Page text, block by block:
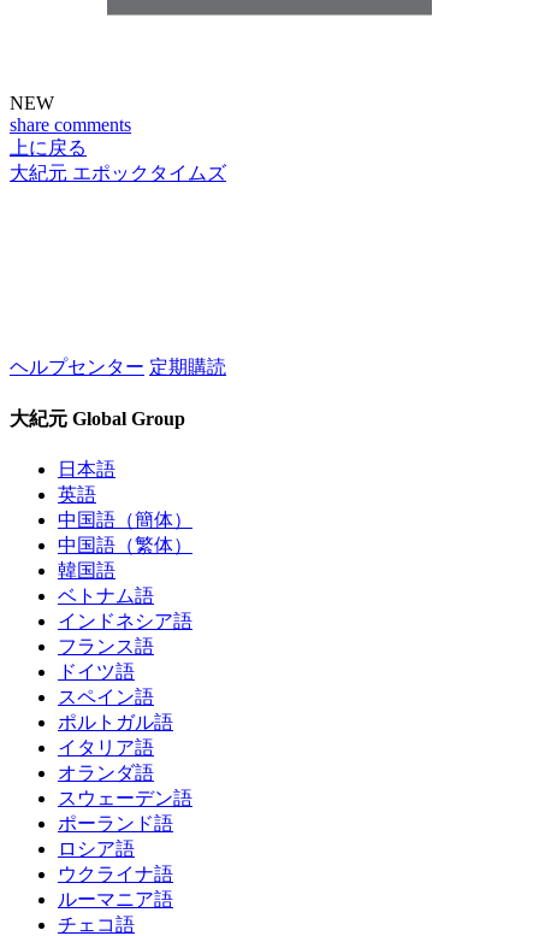
NEW
share comments
上に戻る
大紀元 エポックタイムズ
ヘルプセンター 定期購読
大紀元 Global Group
日本語
英語
中国語（簡体）
中国語（繁体）
韓国語
ベトナム語
インドネシア語
フランス語
ドイツ語
スペイン語
ポルトガル語
イタリア語
オランダ語
スウェーデン語
ポーランド語
ロシア語
ウクライナ語
ルーマニア語
チェコ語